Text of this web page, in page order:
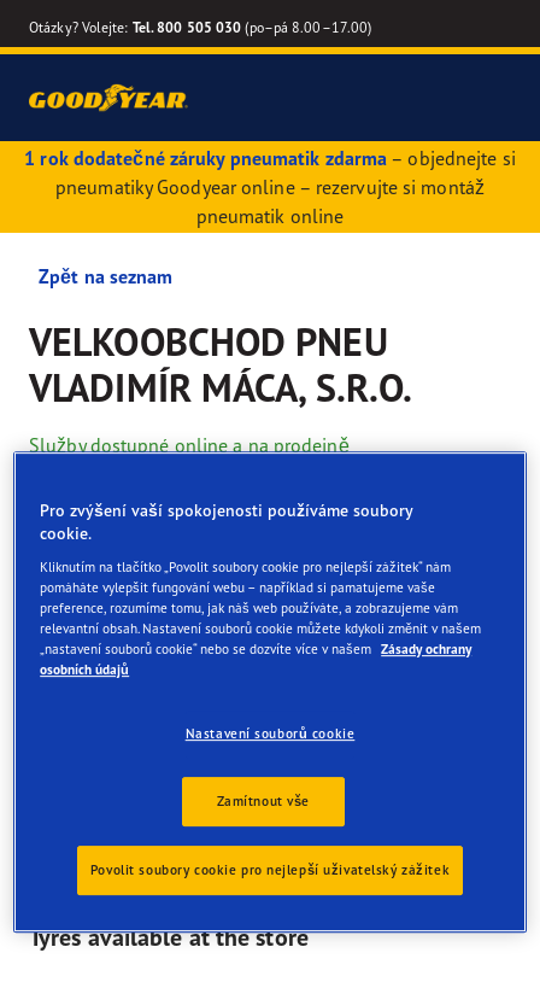
Otázky? Volejte: Tel. 800 505 030 (po–pá 8.00–17.00)
1 rok dodatečné záruky pneumatik zdarma – objednejte si
pneumatiky Goodyear online – rezervujte si montáž
pneumatik online
Zpět na seznam
VELKOOBCHOD PNEU
VLADIMÍR MÁCA, S.R.O.
Služby dostupné online a na prodejně
Kontaktní údaje
Find your tyres
Tyres available at the store
Pro zvýšení vaší spokojenosti používáme soubory
cookie.
Kliknutím na tlačítko „Povolit soubory cookie pro nejlepší zážitek“ nám
pomáháte vylepšit fungování webu – například si pamatujeme vaše
preference, rozumíme tomu, jak náš web používáte, a zobrazujeme vám
relevantní obsah. Nastavení souborů cookie můžete kdykoli změnit v našem
„nastavení souborů cookie“ nebo se dozvíte více v našem Zásady ochrany
osobních údajů
Nastavení souborů cookie
Zamítnout vše
Povolit soubory cookie pro nejlepší uživatelský zážitek